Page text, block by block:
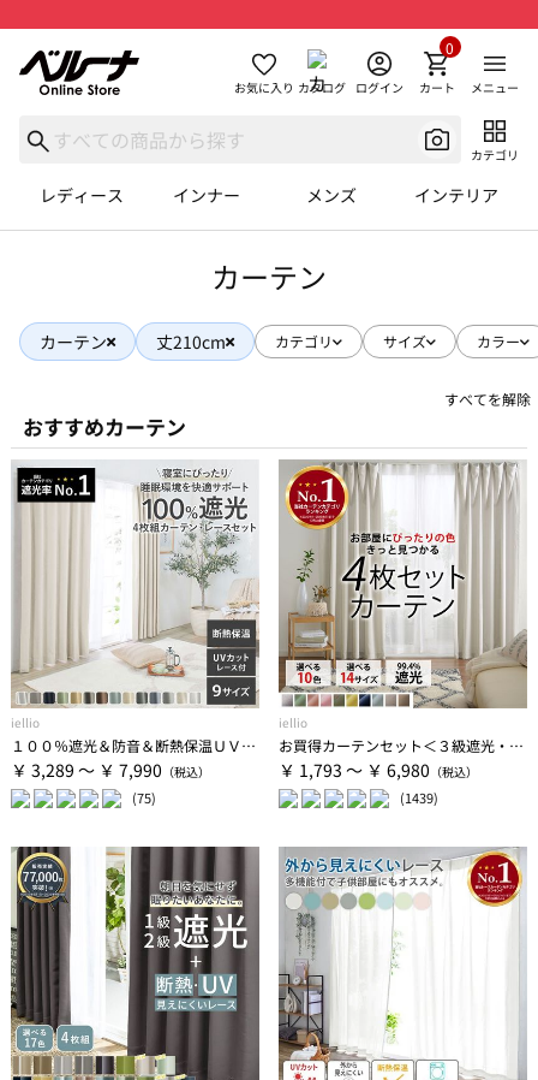
お気に入り カタログ ログイン カート
0
メニュー
カテゴリ
レディース インナー メンズ インテリア
カーテン
カーテン 丈210cm カテゴリ サイズ カラー
すべてを解除
おすすめカーテン
iellio
１００％遮光＆防音＆断熱保温ＵＶ見えにくいレース付カーテンセット＜４枚組・遮光１級・無地・洗える・形状記憶＞
￥ 3,289 ～ ￥ 7,990
(75)
iellio
お買得カーテンセット＜３級遮光・４枚組・洗える・既製サイズ・無地＞
￥ 1,793 ～ ￥ 6,980
(1439)